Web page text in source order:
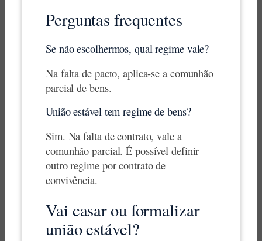
Perguntas frequentes
Se não escolhermos, qual regime vale?
Na falta de pacto, aplica-se a comunhão
parcial de bens.
União estável tem regime de bens?
Sim. Na falta de contrato, vale a
comunhão parcial. É possível definir
outro regime por contrato de
convivência.
Vai casar ou formalizar
união estável?